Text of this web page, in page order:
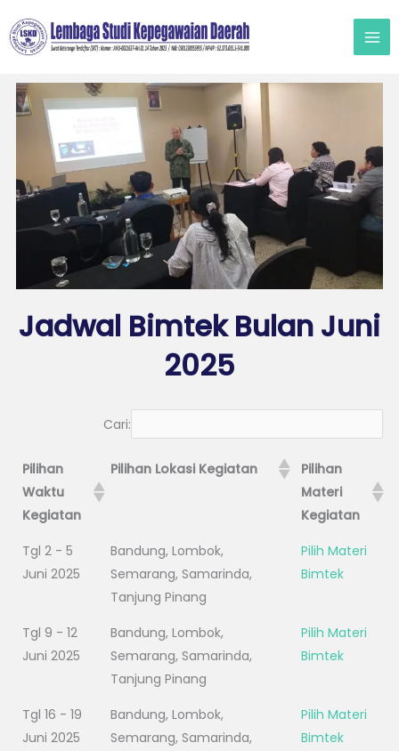
ke
konten
Jadwal Bimtek Bulan Juni
2025
Cari:
Pilihan
Waktu
Kegiatan
Pilihan Lokasi Kegiatan
Pilihan
Materi
Kegiatan
Tgl 2 - 5
Juni 2025
Bandung, Lombok,
Semarang, Samarinda,
Tanjung Pinang
Pilih Materi
Bimtek
Tgl 9 - 12
Juni 2025
Bandung, Lombok,
Semarang, Samarinda,
Tanjung Pinang
Pilih Materi
Bimtek
Tgl 16 - 19
Juni 2025
Bandung, Lombok,
Semarang, Samarinda,
Pilih Materi
Bimtek